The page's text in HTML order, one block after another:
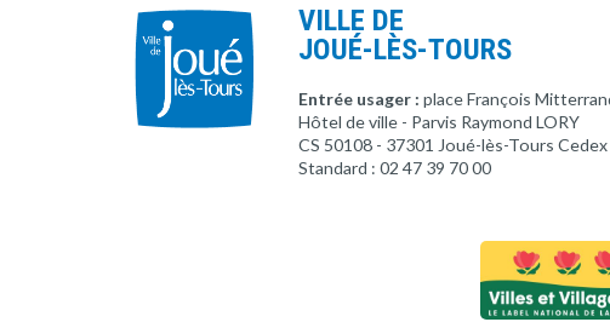
VILLE DE
JOUÉ-LÈS-TOURS
Entrée usager : place François
Hôtel de ville - Parvis Raymond LORY
CS 50108 - 37301 Joué-lès-Tours Cedex
Standard : 02 47 39 70 00